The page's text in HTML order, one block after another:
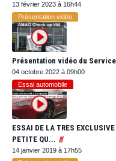
13 février 2023 à 16h44
Présentation vidéo
Présentation vidéo du
04 octobre 2022 à 09h00
Essai automobile
ESSAI DE LA TRES
PETITE QU...
14 janvier 2019 à 17h55